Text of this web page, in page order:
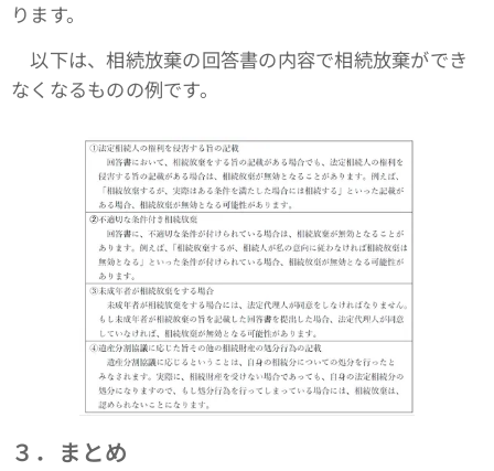
ります。
以下は、相続放棄の回答書の内容で相続放棄ができ
なくなるものの例です。
３．まとめ